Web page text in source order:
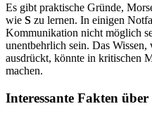
Es gibt praktische Gründe,
wie S zu lernen. In einigen
Kommunikation nicht möglich
unentbehrlich sein. Das Wissen,
ausdrückt, könnte in kritischen
machen.
Interessante Fakten